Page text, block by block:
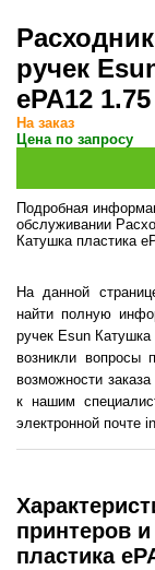
ручек
ePA12
На заказ
Цена по запросу
Подробная
обслуживании
Катушка пластика
На данной
найти полную
ручек Esun
возникли вопросы
возможности
к нашим
электронной почте
принтеров
пластика